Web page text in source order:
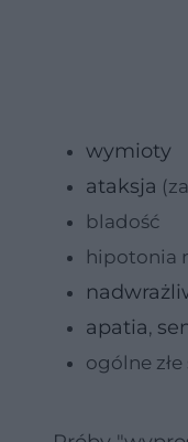
wymioty
ataksja
bladość
hipotonia
apatia,
ogólne